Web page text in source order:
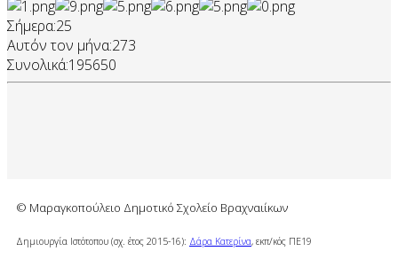
Σήμερα:25
Αυτόν τον μήνα:273
Συνολικά:195650
© Μαραγκοπούλειο Δημοτικό Σχολείο Βραχναιίκων
Δημιουργία Ιστότοπου (σχ. έτος 2015-16): Δάρα Κατερίνα, εκπ/κός ΠΕ19